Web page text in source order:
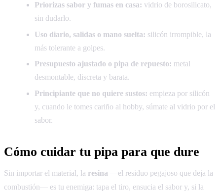
Priorizas sabor y fumas en casa: vidrio de borosilicato,
sin dudarlo.
Uso diario, salidas o mano suelta: silicón irrompible, la
más tolerante a golpes.
Presupuesto ajustado o pipa de repuesto: metal
desmontable, discreta y barata.
Principiante que no quiere sustos: empieza por silicón
y, cuando le tomes cariño al hobby, súmate al vidrio por el
sabor.
Cómo cuidar tu pipa para que dure
Sin importar el material, la resina —el residuo pegajoso que deja la
combustión— es tu enemiga: tapa el tiro, ensucia el sabor y, si la